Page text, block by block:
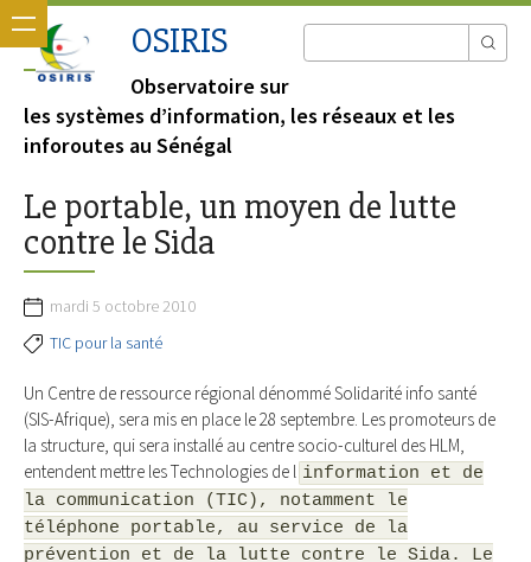
OSIRIS
Observatoire sur
les systèmes d’information, les réseaux et les
inforoutes au Sénégal
Le portable, un moyen de lutte
contre le Sida
mardi 5 octobre 2010
TIC pour la santé
Un Centre de ressource régional dénommé Solidarité info santé
(SIS-Afrique), sera mis en place le 28 septembre. Les promoteurs de
la structure, qui sera installé au centre socio-culturel des HLM,
entendent mettre les Technologies de l information et de
la communication (TIC), notamment le
téléphone portable, au service de la
prévention et de la lutte contre le Sida. Le